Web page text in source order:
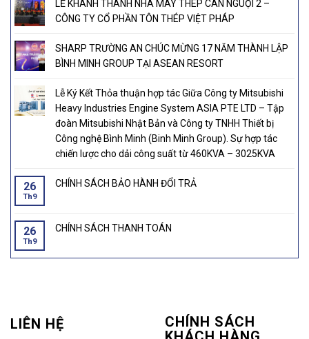
LỄ KHÁNH THÀNH NHÀ MÁY THÉP CÁN NGUỘI 2 –
CÔNG TY CỔ PHẦN TÔN THÉP VIỆT PHÁP
SHARP TRƯỜNG AN CHÚC MỪNG 17 NĂM THÀNH LẬP
BÌNH MINH GROUP TẠI ASEAN RESORT
Lễ Ký Kết Thỏa thuận hợp tác Giữa Công ty Mitsubishi
Heavy Industries Engine System ASIA PTE LTD – Tập
đoàn Mitsubishi Nhật Bản và Công ty TNHH Thiết bị
Công nghệ Bình Minh (Binh Minh Group). Sự hợp tác
chiến lược cho dải công suất từ 460KVA – 3025KVA
26
Th9
CHÍNH SÁCH BẢO HÀNH ĐỔI TRẢ
26
Th9
CHÍNH SÁCH THANH TOÁN
LIÊN HỆ
CHÍNH SÁCH